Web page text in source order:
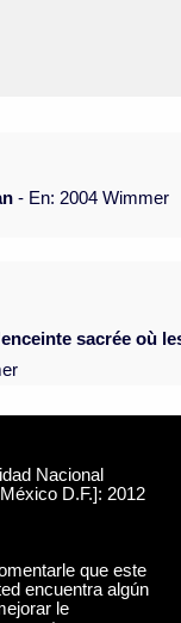
- En: 2004 Wimmer
sacrée où
Nacional
D.F.]: 2012
que este
encuentra algún
le